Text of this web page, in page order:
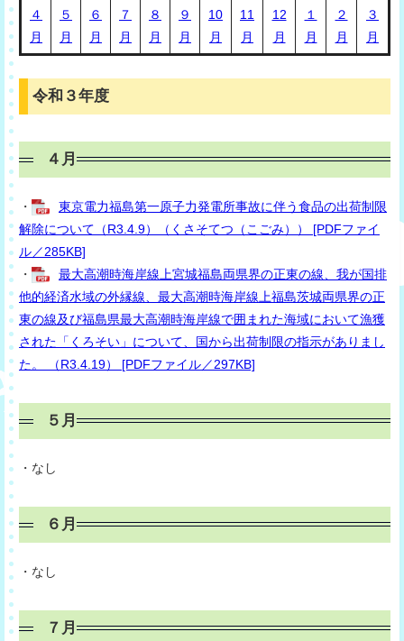
４
月
５
月
６
月
７
月
８
月
９
月
10
月
11
月
12
月
１
月
２
月
３
月
令和３年度
４月
・
東京電力福島第一原子力発電所事故に伴う食品の出荷制限
解除について（R3.4.9）（くさそてつ（こごみ）） [PDFファイ
ル／285KB]
・
最大高潮時海岸線上宮城福島両県界の正東の線、我が国排
他的経済水域の外縁線、最大高潮時海岸線上福島茨城両県界の正
東の線及び福島県最大高潮時海岸線で囲まれた海域において漁獲
された「くろそい」について、国から出荷制限の指示がありまし
た。 （R3.4.19） [PDFファイル／297KB]
５月
・なし
６月
・なし
７月